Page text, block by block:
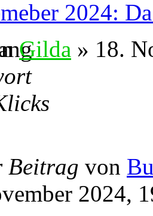
2024:
Gilda » 18.
Beitrag von
2024,